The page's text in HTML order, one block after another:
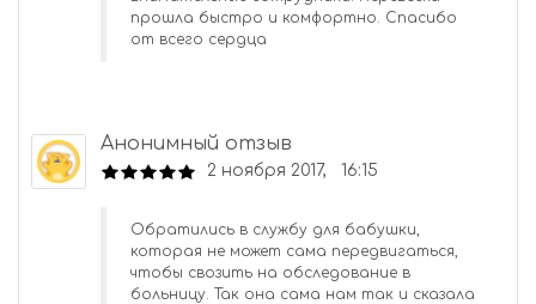
прошла быстро и комфортно. Спасибо
от всего сердца
Анонимный отзыв
2 ноября 2017, 16:15
Обратились в службу для бабушки,
которая не может сама передвигаться,
чтобы свозить на обследование в
больницу. Так она сама нам так и сказала